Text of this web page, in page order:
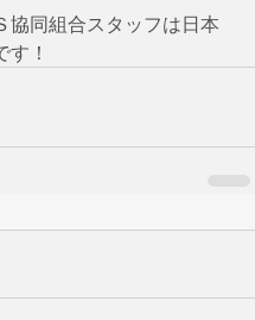
協同組合スタッフは日本
す！